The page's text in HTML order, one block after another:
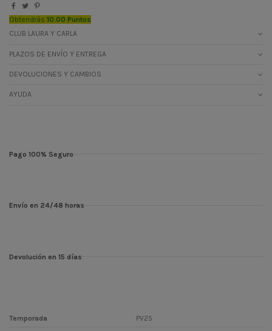
Obtendrás 10.00 Puntos
CLUB LAURA Y CARLA
PLAZOS DE ENVÍO Y ENTREGA
DEVOLUCIONES Y CAMBIOS
AYUDA
Pago 100% Seguro
Envío en 24/48 horas
Devolución en 15 días
Temporada PV25